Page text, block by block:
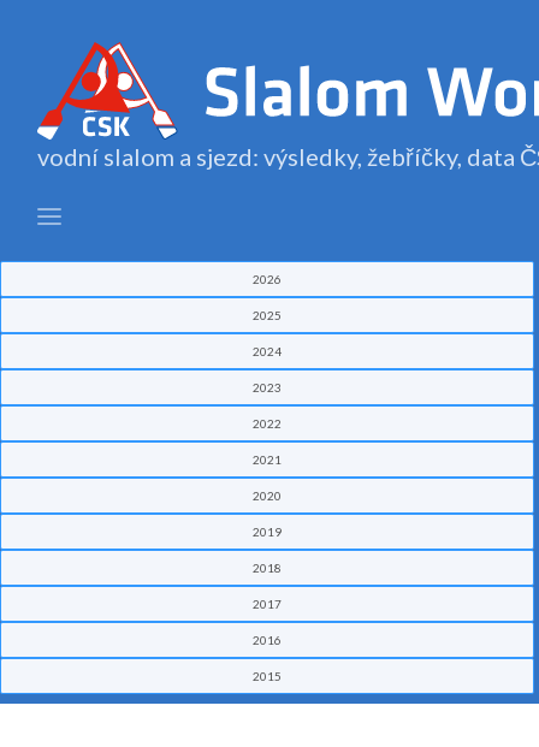
vodní slalom a sjezd: výsledky, žebříčky, data
2026
2025
2024
2023
2022
2021
2020
2019
2018
2017
2016
2015